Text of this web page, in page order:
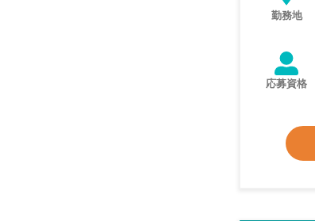
勤務地
応募資格